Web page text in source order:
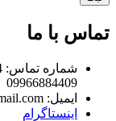
تماس با ما
شماره تماس: 09226321564
09966884409
ایمیل: ehs.tolouie@gmail.com
اینستاگرام